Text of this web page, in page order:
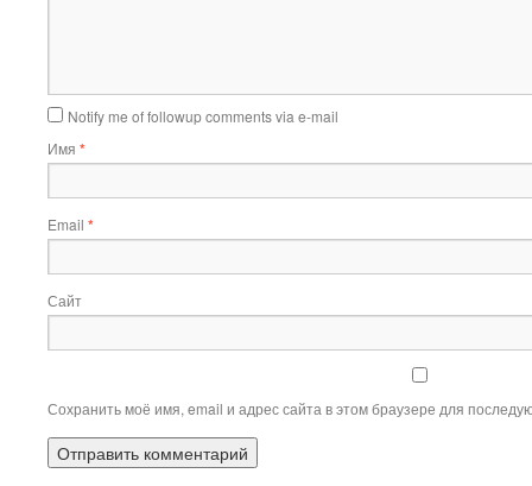
Notify me of followup comments via e-mail
Имя *
Email *
Сайт
Сохранить моё имя, email и адрес сайта в этом браузере для